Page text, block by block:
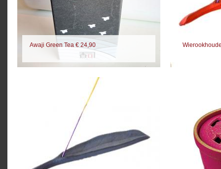
Awaji Green Tea € 24,90